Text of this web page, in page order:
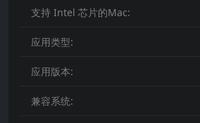
支持 Intel 芯片的Mac:
应用类型:
应用版本:
兼容系统: